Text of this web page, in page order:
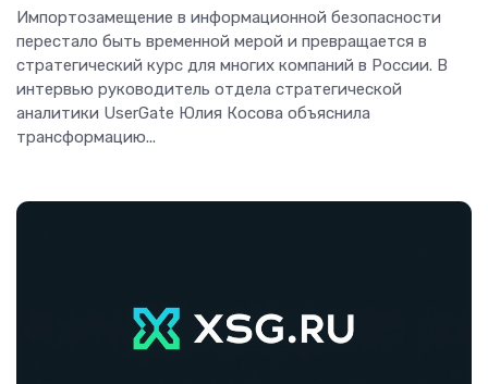
Импортозамещение в информационной безопасности
перестало быть временной мерой и превращается в
стратегический курс для многих компаний в России. В
интервью руководитель отдела стратегической
аналитики UserGate Юлия Косова объяснила
трансформацию...